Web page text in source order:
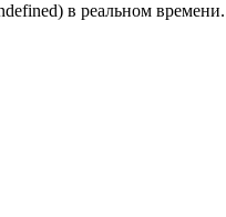
в реальном времени.